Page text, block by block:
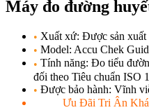
Máy đo đường
• Xuất xứ: Được sản
• Model: Accu Chek
• Tính năng: Đo tiểu
đối theo Tiêu chuẩn ISO
• Được bảo hành: Vĩnh
Ưu Đãi Tri Ân